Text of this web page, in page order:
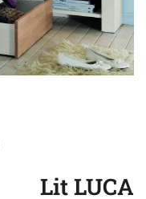
Lit LUCA